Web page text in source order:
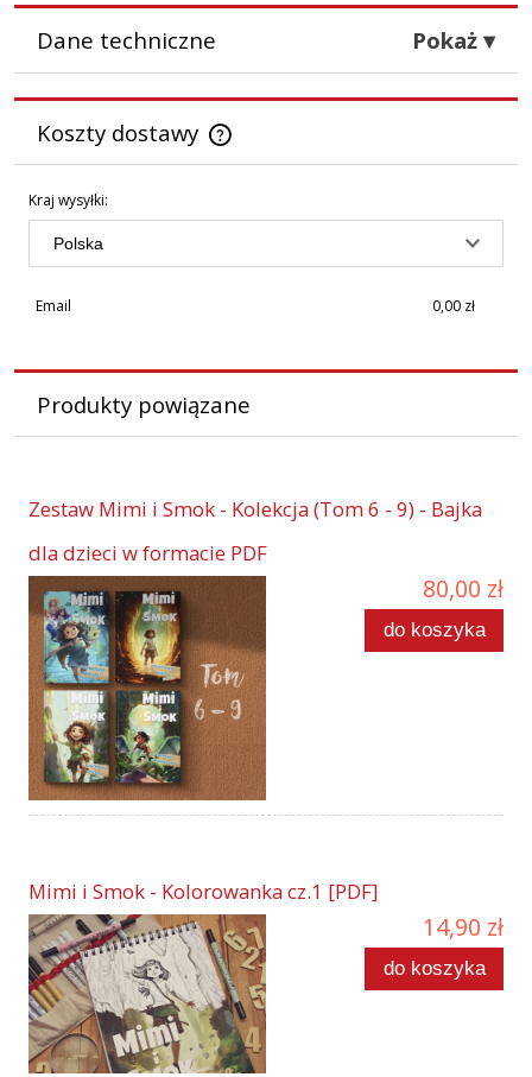
Dane techniczne Pokaż ▾
Plik elektroniczny, do pobrania po opłaceniu
Format
PDF
Autor
Autor
Ilość stron
228
Koszty dostawy
Kraj wysyłki:
Email 0,00 zł
Produkty powiązane
Zestaw Mimi i Smok - Kolekcja (Tom 6 - 9) - Bajka
dla dzieci w formacie PDF
80,00 zł
do koszyka
Mimi i Smok - Kolorowanka cz.1 [PDF]
14,90 zł
do koszyka